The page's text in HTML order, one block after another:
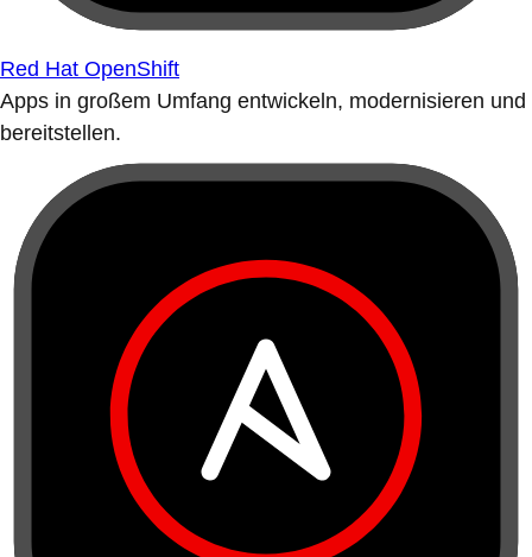
Red Hat OpenShift
Apps in großem Umfang entwickeln, modernisieren und
bereitstellen.